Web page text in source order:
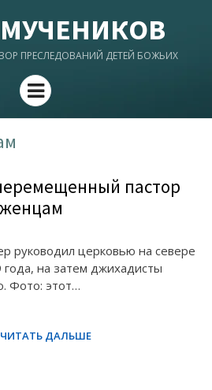
ПРЕСЛЕДОВАНИЙ ДЕТЕЙ БОЖЬИХ
Menu
пастор
руководил церковью на севере
на затем джихадисты
Фото: этот…